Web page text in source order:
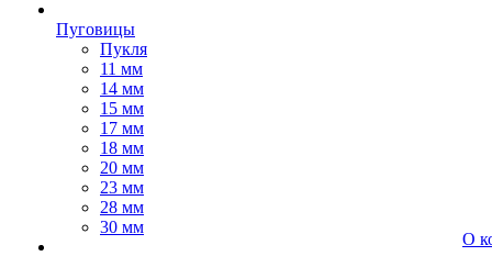
Пуговицы
Пукля
11 мм
14 мм
15 мм
17 мм
18 мм
20 мм
23 мм
28 мм
30 мм
О